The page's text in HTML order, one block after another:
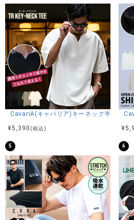
CavariA(キャバリア)キーネック半袖Tシ
¥5,390 (税込)
¥
5 6